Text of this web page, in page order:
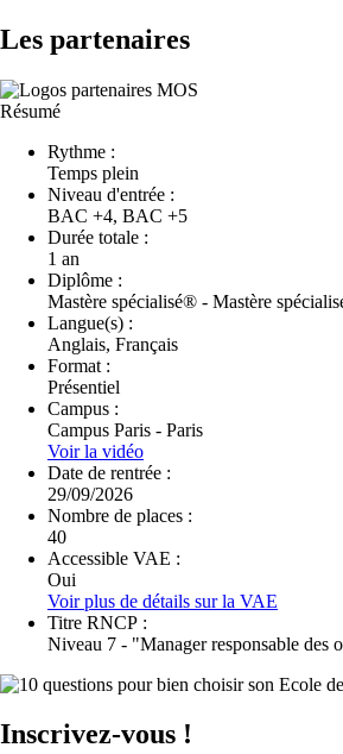
Les partenaires
Résumé
Rythme :
Temps plein
Niveau d'entrée :
BAC +4, BAC +5
Durée totale :
1 an
Diplôme :
Mastère spécialisé® - Mastère
Langue(s) :
Anglais, Français
Format :
Présentiel
Campus :
Campus Paris - Paris
Voir la vidéo
Date de rentrée :
29/09/2026
Nombre de places :
40
Accessible VAE :
Oui
Voir plus de détails sur la VAE
Titre RNCP :
Niveau 7 - "Manager responsable des
Inscrivez-vous !